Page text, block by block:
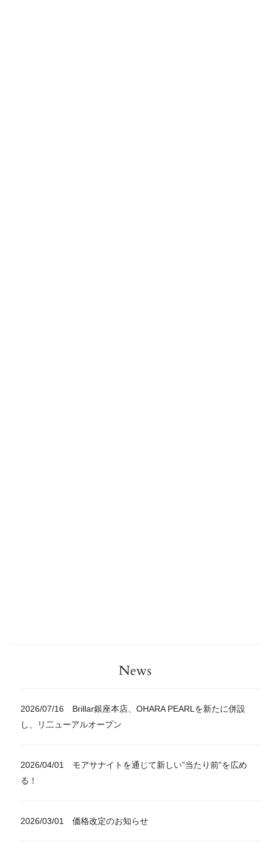
News
2026/07/16 Brillar銀座本店、OHARA PEARLを新たに併設
し、リ二ューアルオープン
2026/04/01 モアサナイトを通じて新しい”当たり前”を広め
る！
2026/03/01 価格改定のお知らせ